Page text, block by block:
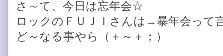
さ～て、今日は忘年会☆
ロックのＦＵＪＩさんは→暴年会って
ど～なる事やら（＋～＋；）